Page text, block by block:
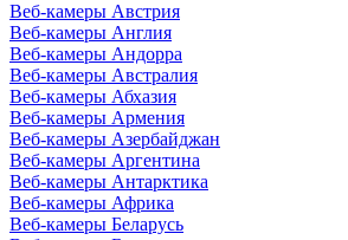
Веб-камеры Австрия
Веб-камеры Англия
Веб-камеры Андорра
Веб-камеры Австралия
Веб-камеры Абхазия
Веб-камеры Армения
Веб-камеры Азербайджан
Веб-камеры Аргентина
Веб-камеры Антарктика
Веб-камеры Африка
Веб-камеры Беларусь